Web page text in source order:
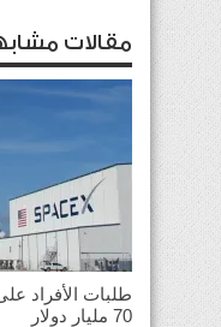
مقالات
طلبات الأفراد
70 مليار دولار